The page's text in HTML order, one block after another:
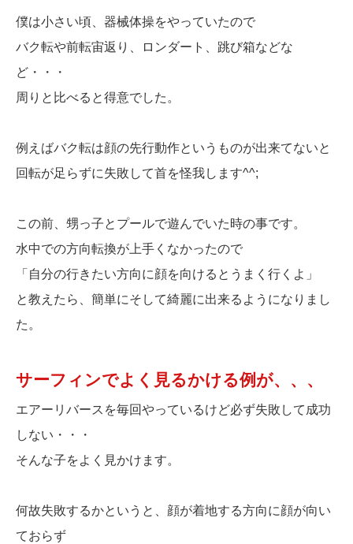
僕は小さい頃、器械体操をやっていたので
バク転や前転宙返り、ロンダート、跳び箱などな
ど・・・
周りと比べると得意でした。
例えばバク転は顔の先行動作というものが出来てないと
回転が足らずに失敗して首を怪我します^^;
この前、甥っ子とプールで遊んでいた時の事です。
水中での方向転換が上手くなかったので
「自分の行きたい方向に顔を向けるとうまく行くよ」
と教えたら、簡単にそして綺麗に出来るようになりまし
た。
サーフィンでよく見るかける例が、、、
エアーリバースを毎回やっているけど必ず失敗して成功
しない・・・
そんな子をよく見かけます。
何故失敗するかというと、顔が着地する方向に顔が向い
ておらず